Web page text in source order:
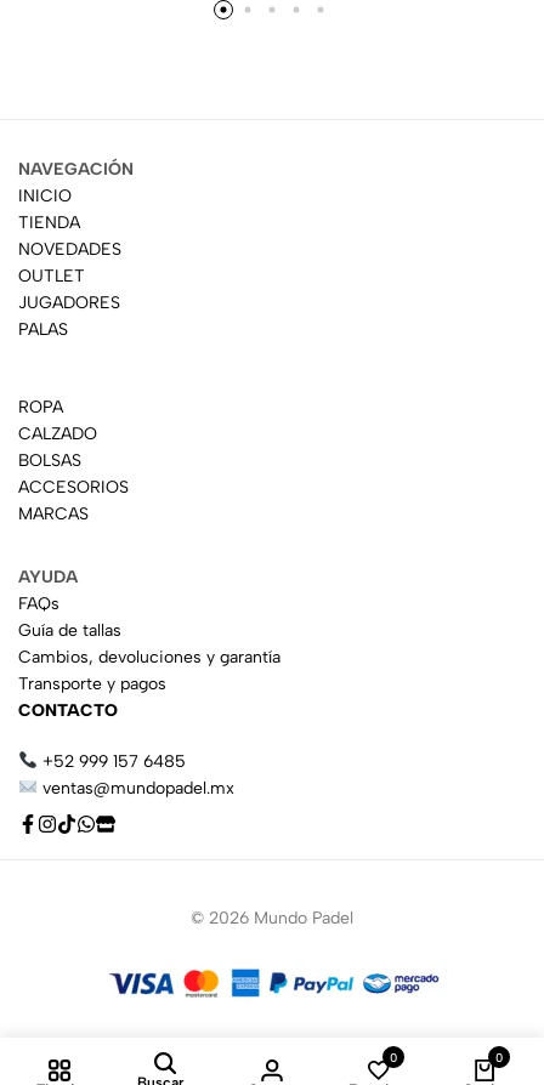
NAVEGACIÓN
INICIO
TIENDA
NOVEDADES
OUTLET
JUGADORES
PALAS
ROPA
CALZADO
BOLSAS
ACCESORIOS
MARCAS
AYUDA
FAQs
Guía de tallas
Cambios, devoluciones y garantía
Transporte y pagos
CONTACTO
+52 999 157 6485
ventas@mundopadel.mx
© 2026 Mundo Padel
0 0